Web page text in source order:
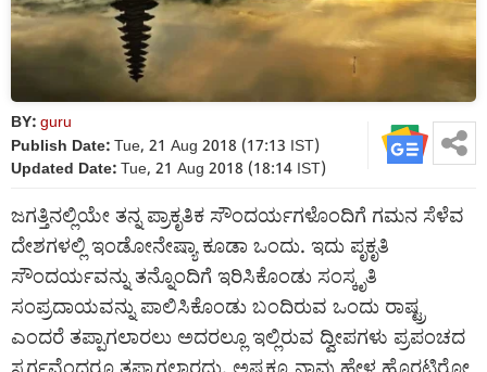
BY: guru
Publish Date: Tue, 21 Aug 2018 (17:13 IST)
Updated Date: Tue, 21 Aug 2018 (18:14 IST)
ಜಗತ್ತಿನಲ್ಲಿಯೇ ತನ್ನ ಪ್ರಾಕೃತಿಕ ಸೌಂದರ್ಯಗಳೊಂದಿಗೆ ಗಮನ ಸೆಳೆವ
ದೇಶಗಳಲ್ಲಿ ಇಂಡೋನೇಷ್ಯಾ ಕೂಡಾ ಒಂದು. ಇದು ಪೃಕೃತಿ
ಸೌಂದರ್ಯವನ್ನು ತನ್ನೊಂದಿಗೆ ಇರಿಸಿಕೊಂಡು ಸಂಸ್ಕೃತಿ
ಸಂಪ್ರದಾಯವನ್ನು ಪಾಲಿಸಿಕೊಂಡು ಬಂದಿರುವ ಒಂದು ರಾಷ್ಟ್ರ
ಎಂದರೆ ತಪ್ಪಾಗಲಾರಲು ಅದರಲ್ಲೂ ಇಲ್ಲಿರುವ ದ್ವೀಪಗಳು ಪ್ರಪಂಚದ
ಸ್ವರ್ಗವೆಂದರೂ ತಪ್ಪಾಗಲಾರದು. ಅಷ್ಟಕ್ಕೂ ನಾವು ಹೇಳ ಹೊರಟಿರೋ